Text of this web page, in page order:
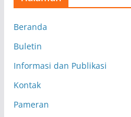
Beranda
Buletin
Informasi dan Publikasi
Kontak
Pameran